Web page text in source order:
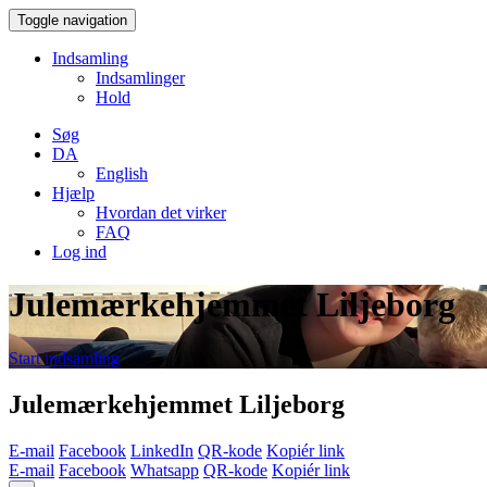
Toggle navigation
Indsamling
Indsamlinger
Hold
Søg
DA
English
Hjælp
Hvordan det virker
FAQ
Log ind
Julemærkehjemmet Liljeborg
Start indsamling
Julemærkehjemmet Liljeborg
E-mail Facebook LinkedIn QR-kode Kopiér link
E-mail Facebook Whatsapp QR-kode Kopiér link